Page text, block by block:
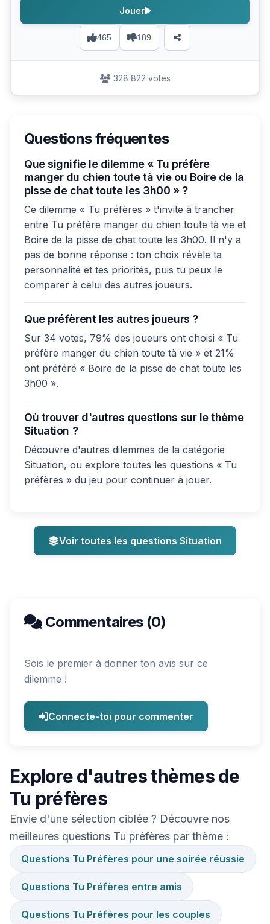
465 189
Jouer
328 822 votes
Questions fréquentes
Que signifie le dilemme « Tu préfère
manger du chien toute tà vie ou Boire de la
pisse de chat toute les 3h00 » ?
Ce dilemme « Tu préfères » t'invite à trancher
entre Tu préfère manger du chien toute tà vie et
Boire de la pisse de chat toute les 3h00. Il n'y a
pas de bonne réponse : ton choix révèle ta
personnalité et tes priorités, puis tu peux le
comparer à celui des autres joueurs.
Que préfèrent les autres joueurs ?
Sur 34 votes, 79% des joueurs ont choisi « Tu
préfère manger du chien toute tà vie » et 21%
ont préféré « Boire de la pisse de chat toute les
3h00 ».
Où trouver d'autres questions sur le thème
Situation ?
Découvre d'autres dilemmes de la catégorie
Situation, ou explore toutes les questions « Tu
préfères » du jeu pour continuer à jouer.
Voir toutes les questions Situation
Commentaires (0)
Sois le premier à donner ton avis sur ce
dilemme !
Connecte-toi pour commenter
Explore d'autres thèmes de
Tu préfères
Envie d'une sélection ciblée ? Découvre nos
meilleures questions Tu préfères par thème :
Questions Tu Préfères pour une soirée réussie
Questions Tu Préfères entre amis
Questions Tu Préfères pour les couples